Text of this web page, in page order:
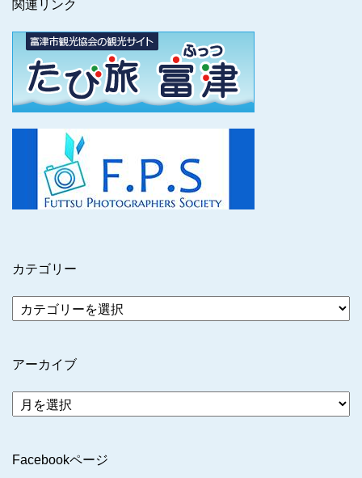
関連リンク
カテゴリー
アーカイブ
ア
ー
ブ
Facebookページ